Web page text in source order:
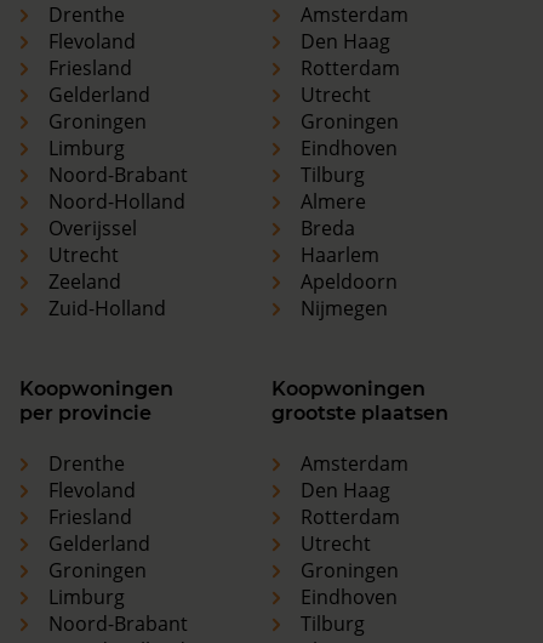
Drenthe
Flevoland
Friesland
Gelderland
Groningen
Limburg
Noord-Brabant
Noord-Holland
Overijssel
Utrecht
Zeeland
Zuid-Holland
Amsterdam
Den Haag
Rotterdam
Utrecht
Groningen
Eindhoven
Tilburg
Almere
Breda
Haarlem
Apeldoorn
Nijmegen
Koopwoningen
per provincie
Drenthe
Flevoland
Friesland
Gelderland
Groningen
Limburg
Noord-Brabant
Koopwoningen
grootste plaatsen
Amsterdam
Den Haag
Rotterdam
Utrecht
Groningen
Eindhoven
Tilburg